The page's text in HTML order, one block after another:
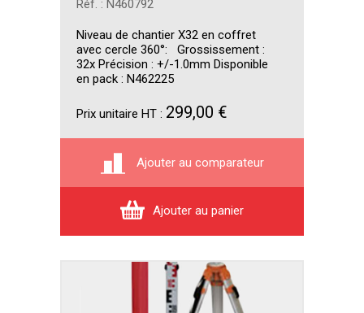
Réf. : N460792
Niveau de chantier X32 en coffret
avec cercle 360°: Grossissement :
32x Précision : +/-1.0mm Disponible
en pack : N462225
Prix unitaire HT : 299,00 €
Ajouter au comparateur
Ajouter au panier